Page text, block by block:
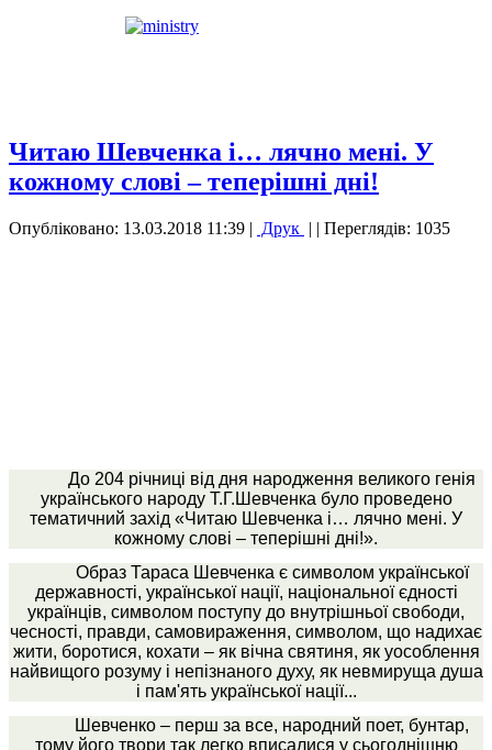
Читаю Шевченка і… лячно мені. У
кожному слові – теперішні дні!
Опубліковано: 13.03.2018 11:39 | Друк | | Переглядів: 1035
До 204 річниці від дня народження великого генія
українського народу Т.Г.Шевченка було проведено
тематичний захід «Читаю Шевченка і… лячно мені. У
кожному слові – теперішні дні!».
Образ Тараса Шевченка є символом української
державності, української нації, національної єдності
українців, символом поступу до внутрішньої свободи,
чесності, правди, самовираження, символом, що надихає
жити, боротися, кохати – як вічна святиня, як уособлення
найвищого розуму і непізнаного духу, як невмируща душа
і пам'ять української нації...
Шевченко – перш за все, народний поет, бунтар,
тому його твори так легко вписалися у сьогоднішню